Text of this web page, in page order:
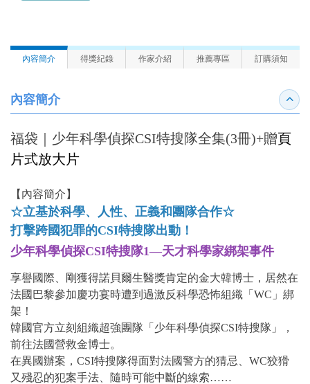
內容簡介 得獎紀錄 作家介紹 推薦專區 訂購須知
內容簡介 收合
福袋｜少年科學偵探CSI特搜隊全集(3冊)+贈頁
片式放大片
【內容簡介】
☆立基於科學、人性、正義和團隊合作☆
打擊跨國犯罪的CSI特搜隊出動！
少年科學偵探CSI特搜隊1—天才科學家綁架事件
享譽國際、剛獲得諾貝爾生醫獎肯定的金大韓博士，居然在
法國巴黎參加慶功宴時遭到過激反科學恐怖組織「WC」綁
架！
韓國官方立刻組織超強團隊「少年科學偵探CSI特搜隊」，
前往法國營救金博士。
在異國辦案，CSI特搜隊得面對法國警方的猜忌、WC狡猾
又殘忍的犯案手法、隨時可能中斷的線索……